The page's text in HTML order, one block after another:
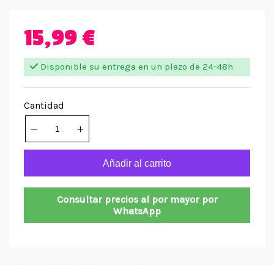
15,99 €
Disponible su entrega en un plazo de 24-48h
Cantidad
Añadir al carrito
Consultar precios al por mayor por
WhatsApp